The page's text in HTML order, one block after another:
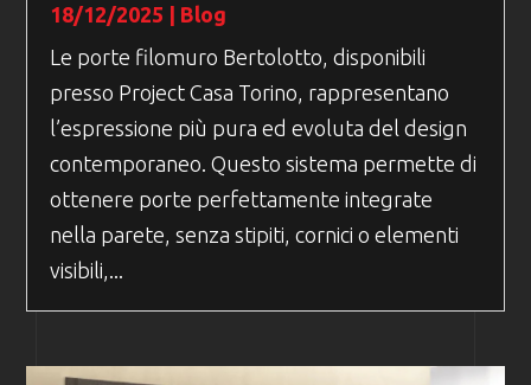
18/12/2025 | Blog
Le porte filomuro Bertolotto, disponibili
presso Project Casa Torino, rappresentano
l’espressione più pura ed evoluta del design
contemporaneo. Questo sistema permette di
ottenere porte perfettamente integrate
nella parete, senza stipiti, cornici o elementi
visibili,...